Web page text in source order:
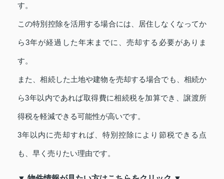
す。
この特別控除を活用する場合には、居住しなくなってか
ら3年が経過した年末までに、売却する必要がありま
す。
また、相続した土地や建物を売却する場合でも、相続か
ら3年以内であれば取得費に相続税を加算でき、譲渡所
得税を軽減できる可能性が高いです。
3年以内に売却すれば、特別控除により節税できる点
も、早く売りたい理由です。